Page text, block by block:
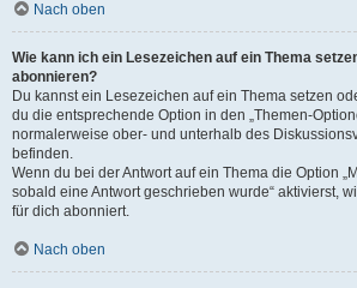
Nach oben
Wie kann ich ein Lesezeichen auf ein Thema
abonnieren?
Du kannst ein Lesezeichen auf ein Thema setzen
du die entsprechende Option in den „Themen-
normalerweise ober- und unterhalb des
befinden.
Wenn du bei der Antwort auf ein Thema die Option
sobald eine Antwort geschrieben wurde“ aktivierst,
für dich abonniert.
Nach oben